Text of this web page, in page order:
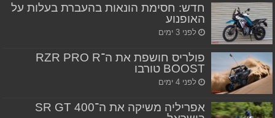
חדש: חסימת הונאות בהעברת בעלות על
האופנוע
לפני 3 ימים
פולריס חושפת את ה־RZR PRO R
BOOST טורבו
לפני 4 ימים
אפריליה משיקה את ה־SR GT 400